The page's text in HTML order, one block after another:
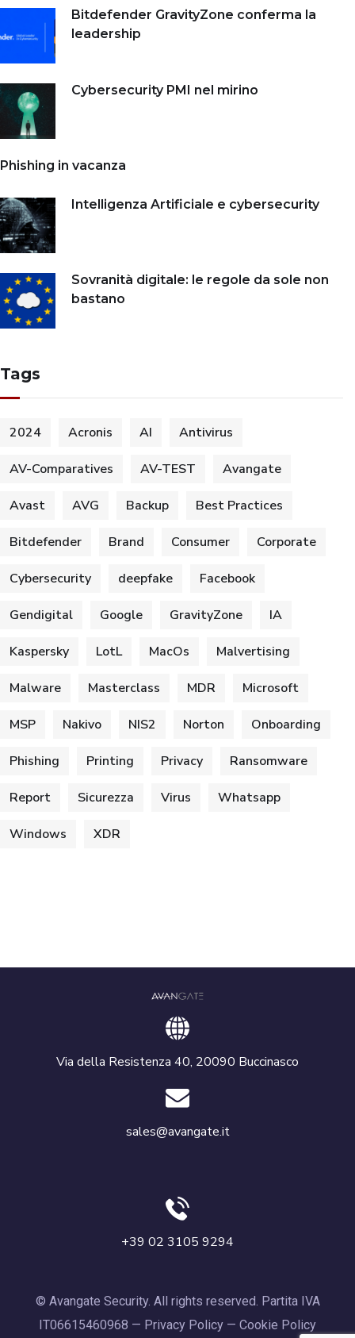
Bitdefender GravityZone conferma la
leadership
Cybersecurity PMI nel mirino
Phishing in vacanza
Intelligenza Artificiale e cybersecurity
Sovranità digitale: le regole da sole non
bastano
Tags
2024 Acronis AI Antivirus
AV-Comparatives AV-TEST Avangate
Avast AVG Backup Best Practices
Bitdefender Brand Consumer Corporate
Cybersecurity deepfake Facebook
Gendigital Google GravityZone IA
Kaspersky LotL MacOs Malvertising
Malware Masterclass MDR Microsoft
MSP Nakivo NIS2 Norton Onboarding
Phishing Printing Privacy Ransomware
Report Sicurezza Virus Whatsapp
Windows XDR
Via della Resistenza 40, 20090 Buccinasco
sales@avangate.it
+39 02 3105 9294
© Avangate Security. All rights reserved. Partita IVA
IT06615460968 — Privacy Policy — Cookie Policy